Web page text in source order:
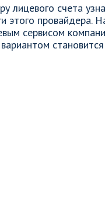
лицевого счета
этого провайдера.
сервисом